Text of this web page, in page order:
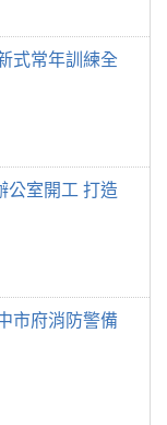
式常年訓練全
公室開工 打造
市府消防警備